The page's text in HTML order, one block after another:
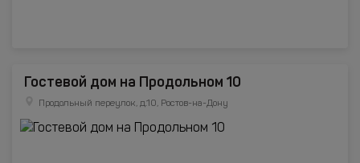
Гостевой дом на Продольном 10
Продольный переулок, д.10, Ростов-на-Дону